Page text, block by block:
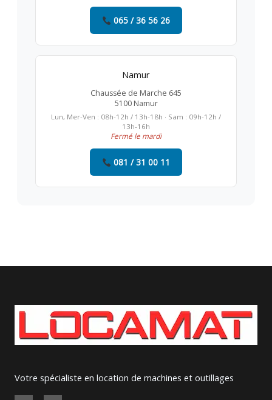
065 / 36 56 26
Namur
Chaussée de Marche 645
5100 Namur
Lun, Mer-Ven : 08h-12h / 13h-18h · Sam : 09h-12h /
13h-16h
Fermé le mardi
081 / 31 00 11
Votre spécialiste en location de machines et outillages